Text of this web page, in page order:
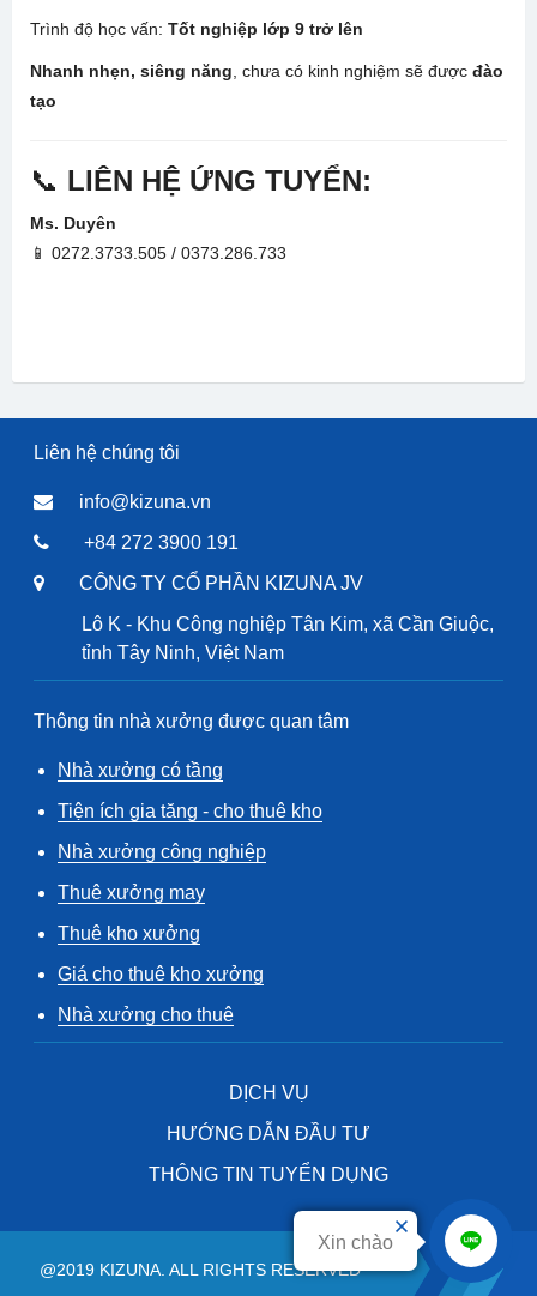
Xin chào
Trình độ học vấn: Tốt nghiệp lớp 9 trở lên
Nhanh nhẹn, siêng năng , chưa có kinh nghiệm sẽ được đào
tạo
📞 LIÊN HỆ ỨNG TUYỂN:
Ms. Duyên
📱 0272.3733.505 / 0373.286.733
Liên hệ chúng tôi
info@kizuna.vn
+84 272 3900 191
CÔNG TY CỔ PHẦN KIZUNA JV
Lô K - Khu Công nghiệp Tân Kim, xã Cần Giuộc,
tỉnh Tây Ninh, Việt Nam
Thông tin nhà xưởng được quan tâm
Nhà xưởng có tầng
Tiện ích gia tăng - cho thuê kho
Nhà xưởng công nghiệp
Thuê xưởng may
Thuê kho xưởng
Giá cho thuê kho xưởng
Nhà xưởng cho thuê
DỊCH VỤ
HƯỚNG DẪN ĐẦU TƯ
THÔNG TIN TUYỂN DỤNG
@2019 KIZUNA. ALL RIGHTS RESERVED